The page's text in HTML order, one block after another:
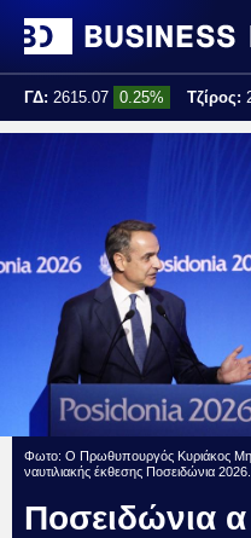
ΓΔ: 2615.07 0.25% Τζίρος:
Φωτο: Ο Πρωθυπουργός Κυριάκος
ναυτιλιακής έκθεσης Ποσειδώνια
Ποσειδώνια